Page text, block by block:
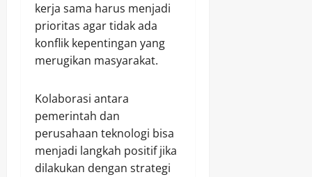
kerja sama harus menjadi
prioritas agar tidak ada
konflik kepentingan yang
merugikan masyarakat.
Kolaborasi antara
pemerintah dan
perusahaan teknologi bisa
menjadi langkah positif jika
dilakukan dengan strategi